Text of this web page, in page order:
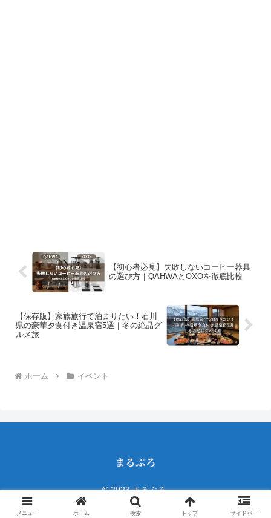
【初心者必見】失敗しないコーヒー器具
の選び方｜QAHWAとOXOを徹底比較
【保存版】家族旅行で泊まりたい！石川
県の豪華夕食付き温泉宿5選｜冬の絶品グ
ルメ旅
ホーム イベント
© 2023 まるぶろ.
メニュー ホーム 検索 トップ サイドバー